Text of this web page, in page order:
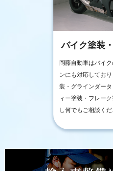
バイク塗装
岡藤自動車はバイ
ンにも対応してお
装・グラインダー
ィー塗装・フレー
し何でもご相談くだ